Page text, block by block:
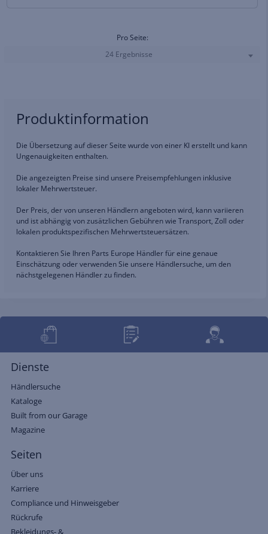
Pro Seite:
24 Ergebnisse
Produktinformation
Die Übersetzung auf dieser Seite wurde von einer KI erstellt und kann
Ungenauigkeiten enthalten.
Die angezeigten Preise sind unsere Preisempfehlungen inklusive
lokaler Mehrwertsteuer.
Der Preis, der von unseren Händlern angeboten wird, kann variieren
und ist abhängig von zusätzlichen Gebühren wie Transport, Zoll oder
lokalen produktspezifischen Mehrwertsteuersätzen.
Kontaktieren Sie Ihren Parts Europe Händler für eine genaue
Einschätzung oder verwenden Sie unsere Händlersuche, um den
nächstgelegenen Händler zu finden.
Dienste
Händlersuche
Kataloge
Built from our Garage
Magazine
Seiten
Über uns
Karriere
Compliance und Hinweisgeber
Rückrufe
Bekleidungs- &